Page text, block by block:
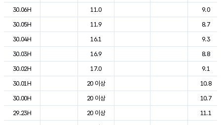
30.06H
11.0
9.0
30.05H
11.9
8.7
30.04H
16.1
9.3
30.03H
16.9
8.8
30.02H
17.0
9.1
30.01H
20 이상
10.8
30.00H
20 이상
10.7
29.23H
20 이상
11.1